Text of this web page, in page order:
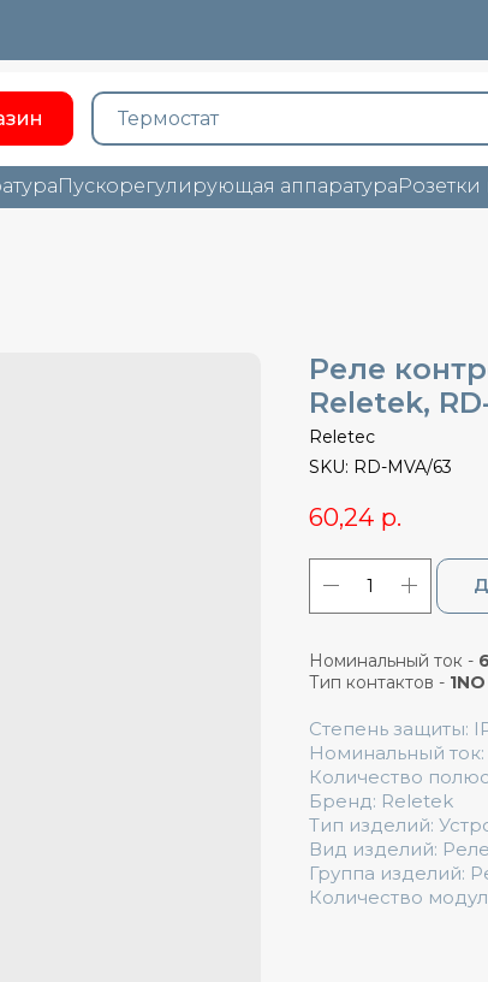
Пускорегулирующая аппаратура
Реле
Reletek,
Reletec
SKU: RD-MVA/63
60,24 р.
Номинальный ток -
Тип контактов - 1NO
Степень защиты:
Номинальный ток:
Количество
Бренд: Reletek
Тип изделий:
Вид изделий:
Группа изделий:
Количество